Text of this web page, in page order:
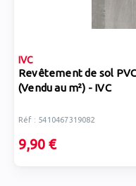
IVC
Revêtement de sol
(Vendu au m²) - IVC
Réf : 5410467319082
9,90 €